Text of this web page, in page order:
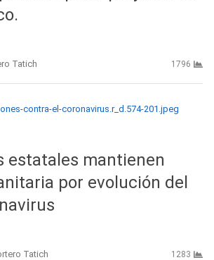
Tatich 1796
estatales mantienen
por evolución del
Tatich 1283